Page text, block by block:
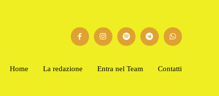
Home La redazione Entra nel Team Contatti